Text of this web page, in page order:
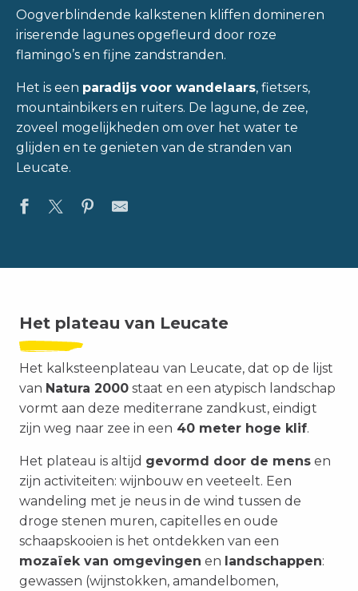
Oogverblindende kalkstenen kliffen domineren
iriserende lagunes opgefleurd door roze
flamingo’s en fijne zandstranden.
Het is een paradijs voor wandelaars, fietsers,
mountainbikers en ruiters. De lagune, de zee,
zoveel mogelijkheden om over het water te
glijden en te genieten van de stranden van
Leucate.
Het plateau van Leucate
Het kalksteenplateau van Leucate, dat op de lijst
van Natura 2000 staat en een atypisch landschap
vormt aan deze mediterrane zandkust, eindigt
zijn weg naar zee in een 40 meter hoge klif.
Het plateau is altijd gevormd door de mens en
zijn activiteiten: wijnbouw en veeteelt. Een
wandeling met je neus in de wind tussen de
droge stenen muren, capitelles en oude
schaapskooien is het ontdekken van een
mozaïek van omgevingen en landschappen:
gewassen (wijnstokken, amandelbomen,